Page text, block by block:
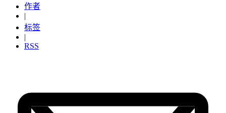
作者
|
标签
|
RSS